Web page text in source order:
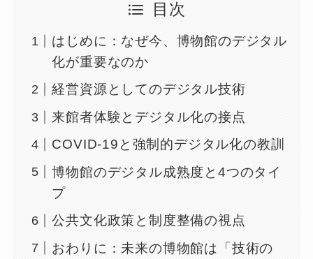
目次
はじめに：なぜ今、博物館のデジタル
化が重要なのか
経営資源としてのデジタル技術
来館者体験とデジタル化の接点
COVID-19と強制的デジタル化の教訓
博物館のデジタル成熟度と4つのタイ
プ
公共文化政策と制度整備の視点
おわりに：未来の博物館は「技術の